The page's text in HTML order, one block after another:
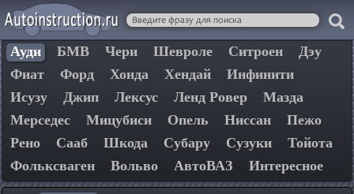
Ауди БМВ Чери Шевроле Ситроен
Дэу
Фиат
Форд Хонда Хендай
Инфинити
Исузу
Джип Лексус Ленд Ровер
Мазда
Мерседес
Мицубиси Опель Ниссан
Пежо
Рено
Сааб Шкода Субару Сузуки
Тойота
Фольксваген
Вольво АвтоВАЗ Интересное